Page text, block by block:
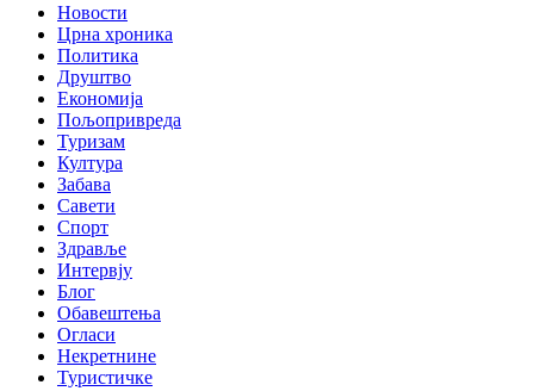
Новости
Црна хроника
Политика
Друштво
Економија
Пољопривреда
Туризам
Култура
Забава
Савети
Спорт
Здравље
Интервју
Блог
Обавештења
Огласи
Некретнине
Туристичке